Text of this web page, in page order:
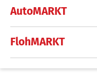
AutoMARKT
FlohMARKT